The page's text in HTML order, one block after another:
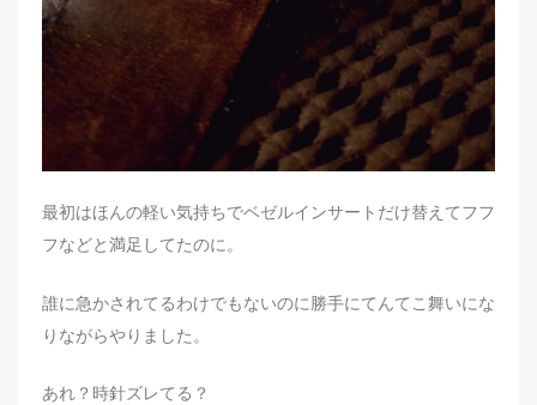
最初はほんの軽い気持ちでベゼルインサートだけ替えてフフ
フなどと満足してたのに。
誰に急かされてるわけでもないのに勝手にてんてこ舞いにな
りながらやりました。
あれ？時針ズレてる？